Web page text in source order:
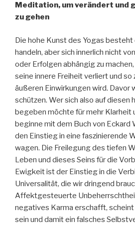
Meditation, um verändert und
zu gehen
Die hohe Kunst des Yogas besteht
handeln, aber sich innerlich nicht
oder Erfolgen abhängig zu
seine innere Freiheit verliert und so
äußeren Einwirkungen wird. Davor
schützen. Wer sich also auf diesen
begeben möchte für mehr Klarheit
beginne mit dem Buch von Eckard
den Einstieg in eine faszinierende
wagen. Die Freilegung des tiefen
Leben und dieses Seins für die
Ewigkeit ist der Einstieg in die
Universalität, die wir dringend
Affektgesteuerte
negatives Karma erschafft, scheint
sein und damit ein falsches